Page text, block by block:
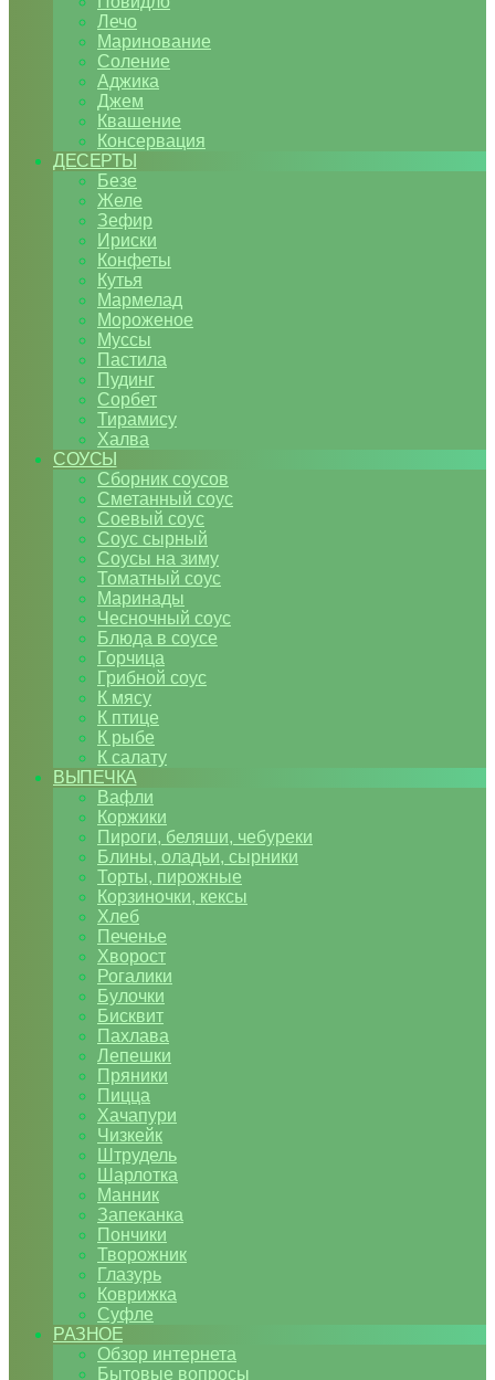
Лечо
Маринование
Соление
Аджика
Джем
Квашение
Консервация
ДЕСЕРТЫ
Безе
Желе
Зефир
Ириски
Конфеты
Кутья
Мармелад
Мороженое
Муссы
Пастила
Пудинг
Сорбет
Тирамису
Халва
СОУСЫ
Сборник соусов
Сметанный соус
Соевый соус
Соус сырный
Соусы на зиму
Томатный соус
Маринады
Чесночный соус
Блюда в соусе
Горчица
Грибной соус
К мясу
К птице
К рыбе
К салату
ВЫПЕЧКА
Вафли
Коржики
Пироги, беляши, чебуреки
Блины, оладьи, сырники
Торты, пирожные
Корзиночки, кексы
Хлеб
Печенье
Хворост
Рогалики
Булочки
Бисквит
Пахлава
Лепешки
Пряники
Пицца
Хачапури
Чизкейк
Штрудель
Шарлотка
Манник
Запеканка
Пончики
Творожник
Глазурь
Коврижка
Суфле
РАЗНОЕ
Обзор интернета
Бытовые вопросы